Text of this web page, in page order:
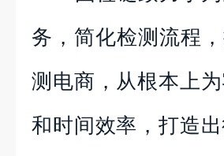
务，简化检测流程
测电商，从根本上
和时间效率，打造